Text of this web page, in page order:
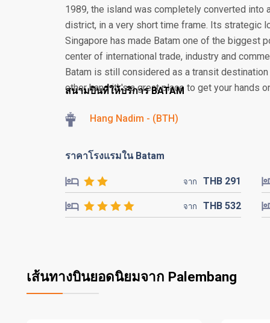
1989, the island was completely converted into
district, in a very short time frame. Its strategic
Singapore has made Batam one of the biggest
center of international trade, industry and
Batam is still considered as a transit
other hand it\'s a great place to get your hands
สนามบินที่ให้บริการ BATAM
Hang Nadim - (BTH)
ราคาโรงแรมใน Batam
จาก THB 291
จาก THB 532
เส้นทางบินยอดนิยมจาก Palembang